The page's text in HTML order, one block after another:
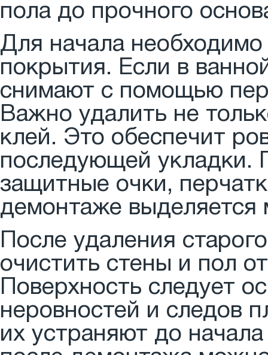
пола до прочного
Для начала
покрытия. Если в
снимают с помощью
Важно удалить не
клей. Это обеспечит
последующей укладки.
защитные очки,
демонтаже выделяется
После удаления
очистить стены и пол
Поверхность следует
неровностей и следов
их устраняют до